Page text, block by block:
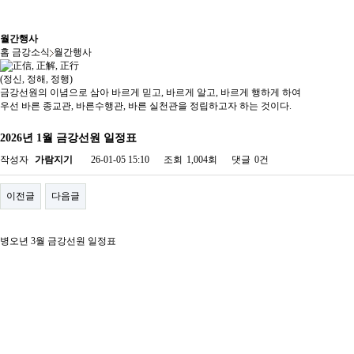
월간행사
홈 금강소식 월간행사
(정신, 정해, 정행)
금강선원의 이념으로 삼아 바르게 믿고, 바르게 알고, 바르게 행하게 하여
우선 바른 종교관, 바른수행관, 바른 실천관을 정립하고자 하는 것이다.
2026년 1월 금강선원 일정표
작성자 가람지기 26-01-05 15:10 조회 1,004회 댓글 0건
이전글 다음글
병오년 3월 금강선원 일정표